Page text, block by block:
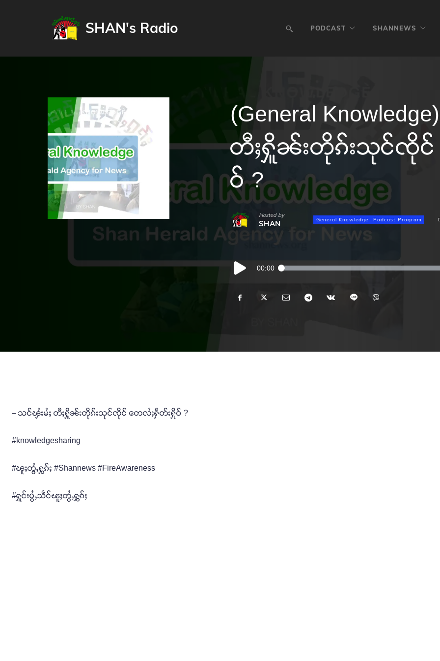
SHAN's Radio PODCAST SHANNEWS
(General
တီႈႁိူၼ်းတိုၵ်းသုင်ၸိုင်
ဝ် ?
Hosted by
SHAN General Knowledge Podcast Program
Audio
Player
00:00
– သင်ၾႆးမႆႈ တီႈႁိူၼ်းတိုၵ်းသုင်ၸိုင် တေလႆႈႁဵတ်းႁိုဝ် ?
#knowledgesharing
#ၽူႈတွႆႇႁွၵ်ႈ #Shannews #FireAwareness
#ႁူင်းပွႆႇသဵင်ၽူႈတွႆႇႁွၵ်ႈ